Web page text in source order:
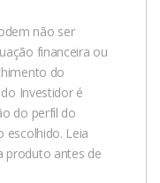
não ser
financeira ou
do
Investidor é
do perfil do
escolhido. Leia
produto antes de